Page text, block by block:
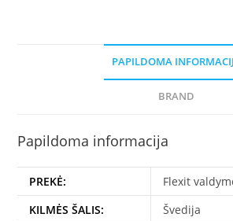
PAPILDOMA
BRAND
Papildoma informacija
PREKĖ:
Flexit
KILMĖS ŠALIS:
Švedija